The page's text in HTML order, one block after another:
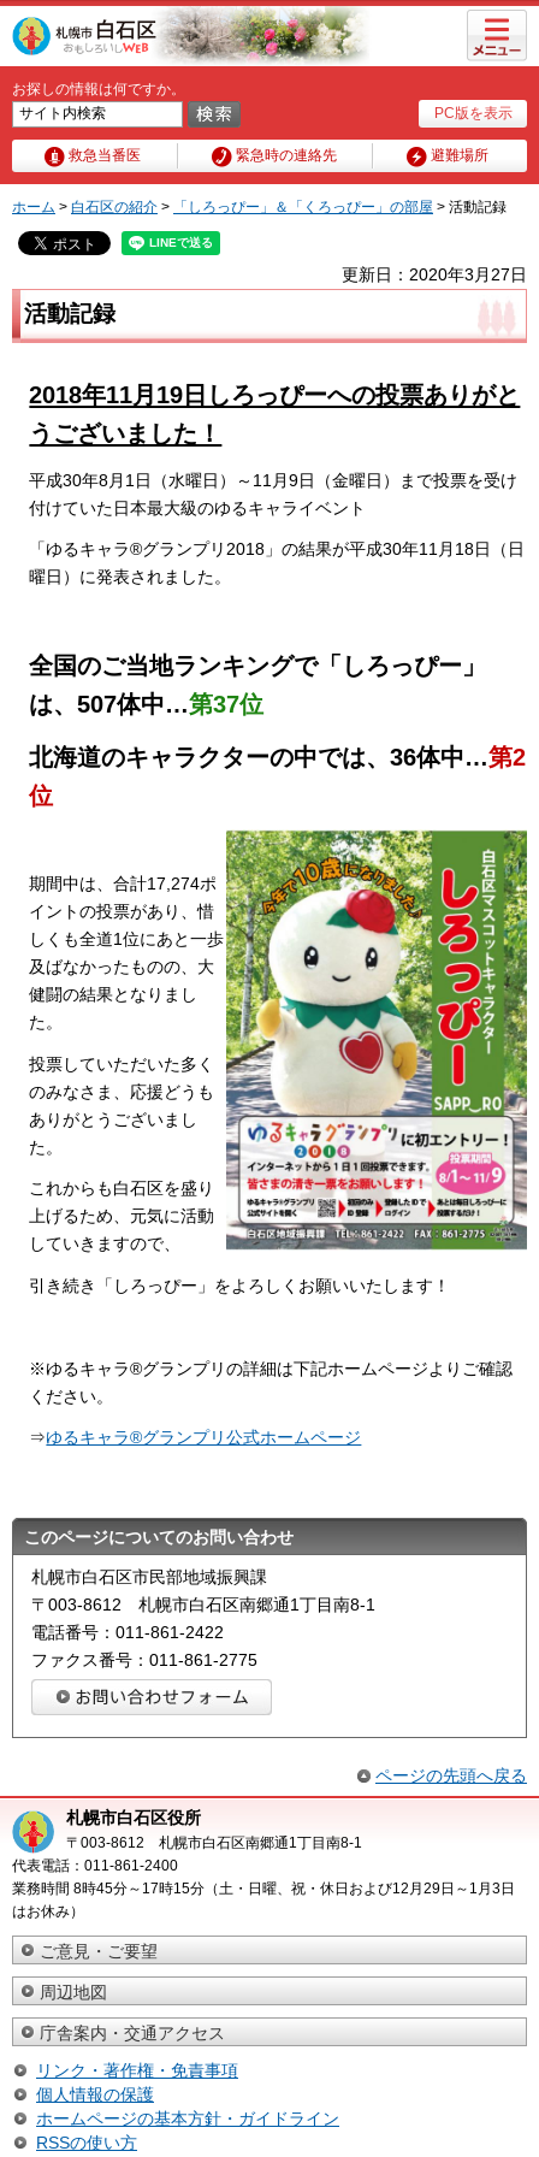
PC版を表示
お探しの情報は何ですか。
救急当番医 緊急時の連絡先 避難場所
メニュ
ー
ホーム > 白石区の紹介 > 「しろっぴー」＆「くろっぴー」の部屋 > 活動記録
更新日：2020年3月27日
活動記録
2018年11月19日しろっぴーへの投票ありがと
うございました！
平成30年8月1日（水曜日）～11月9日（金曜日）まで投票を受け
付けていた日本最大級のゆるキャライベント
「ゆるキャラ®グランプリ2018」の結果が平成30年11月18日（日
曜日）に発表されました。
全国のご当地ランキングで「しろっぴー」
は、507体中…第37位
北海道のキャラクターの中では、36体中…第2
位
期間中は、合計17,274ポ
イントの投票があり、惜
しくも全道1位にあと一歩
及ばなかったものの、大
健闘の結果となりまし
た。
投票していただいた多く
のみなさま、応援どうも
ありがとうございまし
た。
これからも白石区を盛り
上げるため、元気に活動
していきますので、
引き続き「しろっぴー」をよろしくお願いいたします！
※ゆるキャラ®グランプリの詳細は下記ホームページよりご確認
ください。
⇒ゆるキャラ®グランプリ公式ホームページ
このページについてのお問い合わせ
札幌市白石区市民部地域振興課
〒003-8612 札幌市白石区南郷通1丁目南8-1
電話番号：011-861-2422
ファクス番号：011-861-2775
ページの先頭へ戻る
札幌市白石区役所
〒003-8612 札幌市白石区南郷通1丁目南8-1
代表電話：011-861-2400
業務時間 8時45分～17時15分（土・日曜、祝・休日および12月29日～1月3日
はお休み）
ご意見・ご要望
周辺地図
庁舎案内・交通アクセス
リンク・著作権・免責事項
個人情報の保護
ホームページの基本方針・ガイドライン
RSSの使い方